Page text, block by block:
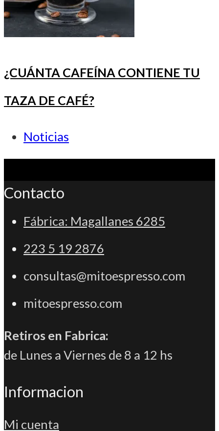
¿CUÁNTA CAFEÍNA CONTIENE TU
TAZA DE CAFÉ?
Categoría
de
entrada:
Noticias
Contacto
Fábrica: Magallanes 6285
223 5 19 2876
consultas@mitoespresso.com
mitoespresso.com
Retiros en Fabrica:
de Lunes a Viernes de 8 a 12 hs
Informacion
Mi cuenta